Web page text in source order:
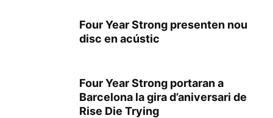
Four Year Strong presenten nou
disc en acústic
Four Year Strong portaran a
Barcelona la gira d’aniversari de
Rise Die Trying